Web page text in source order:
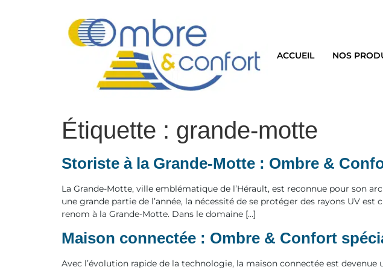
ACCUEIL NOS
Étiquette : grande-motte
Storiste à la Grande-Motte : Ombre &
La Grande-Motte, ville emblématique de l’Hérault, est reconnue pour son
une grande partie de l’année, la nécessité de se protéger des rayons UV
renom à la Grande-Motte. Dans le domaine […]
Maison connectée : Ombre & Confort
Avec l’évolution rapide de la technologie, la maison connectée est